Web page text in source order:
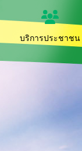
บริการประชาชน